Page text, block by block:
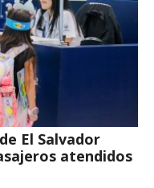
El Salvador
atendidos